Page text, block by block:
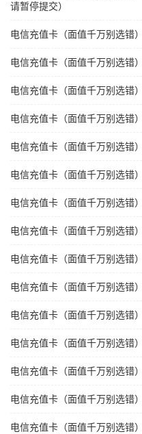
请暂停提交）
电信充值卡（面值千万别选错
电信充值卡（面值千万别选错
电信充值卡（面值千万别选错
电信充值卡（面值千万别选错
电信充值卡（面值千万别选错
电信充值卡（面值千万别选错
电信充值卡（面值千万别选错
电信充值卡（面值千万别选错
电信充值卡（面值千万别选错
电信充值卡（面值千万别选错
电信充值卡（面值千万别选错
电信充值卡（面值千万别选错
电信充值卡（面值千万别选错
电信充值卡（面值千万别选错
电信充值卡（面值千万别选错